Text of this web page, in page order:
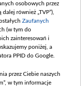
osobowych przez
również „TVP”),
Zaufanych
(w tym do
zainteresowań i
poniżej, a
PPID do Google.
przez Ciebie naszych
w tym informacje